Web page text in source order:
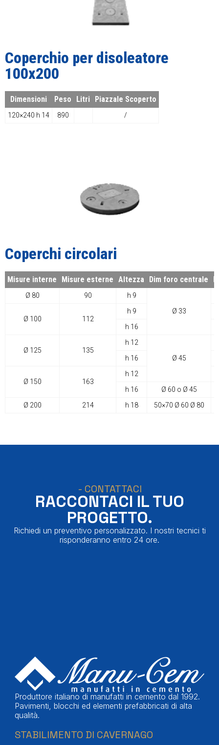
Coperchio per disoleatore
100x200
Dimensioni Peso Litri Piazzale Scoperto
120×240 h 14 890 /
Coperchi circolari
Misure interne Misure esterne Altezza Dim foro centrale
Ø 80 90
h 9
Ø 33
Ø 100
112
h 9
h 16
Ø 125 135
h 12
Ø 45
h 16
Ø 150 163
h 12
h 16
Ø 60 o Ø 45
Ø 200
214 h 18 50×70 Ø 60 Ø 80
- CONTATTACI
RACCONTACI IL TUO
PROGETTO.
Richiedi un preventivo personalizzato. I nostri tecnici ti
risponderanno entro 24 ore.
Produttore italiano di manufatti in cemento dal 1992.
Pavimenti, blocchi ed elementi prefabbricati di alta
qualità.
STABILIMENTO DI CAVERNAGO